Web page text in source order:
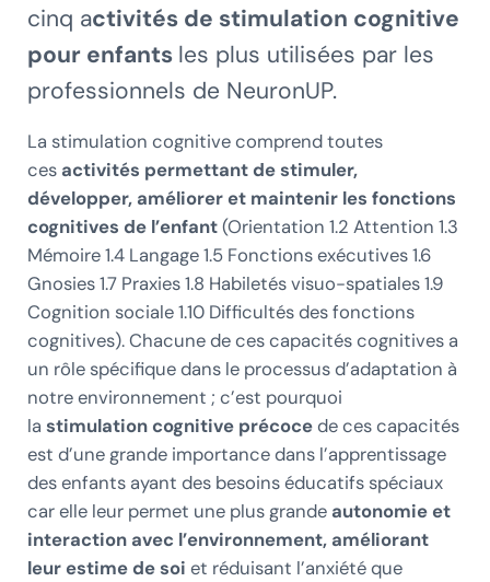
cinq activités de stimulation cognitive
pour enfants les plus utilisées par les
professionnels de NeuronUP.
La stimulation cognitive comprend toutes
ces activités permettant de stimuler,
développer, améliorer et maintenir les fonctions
cognitives de l’enfant(Orientation 1.2 Attention 1.3
Mémoire 1.4 Langage 1.5 Fonctions exécutives 1.6
Gnosies 1.7 Praxies 1.8 Habiletés visuo-spatiales 1.9
Cognition sociale 1.10 Difficultés des fonctions
cognitives). Chacune de ces capacités cognitives a
un rôle spécifique dans le processus d’adaptation à
notre environnement ; c’est pourquoi
la stimulation cognitive précocede ces capacités
est d’une grande importance dans l’apprentissage
des enfants ayant des besoins éducatifs spéciaux
car elle leur permet une plus grande autonomie et
interaction avec l’environnement, améliorant
leur estime de soi et réduisant l’anxiété que